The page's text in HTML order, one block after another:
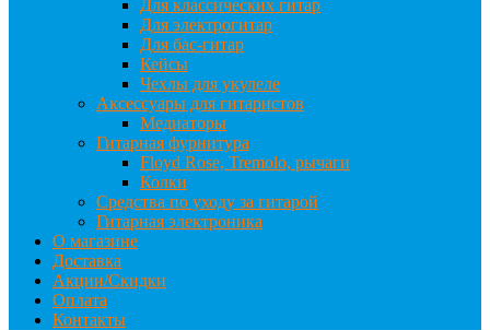
Для классических гитар
Для электрогитар
Для бас-гитар
Кейсы
Чехлы для укулеле
Аксессуары для гитаристов
Медиаторы
Гитарная фурнитура
Floyd Rose, Tremolo, рычаги
Колки
Средства по уходу за гитарой
Гитарная электроника
О магазине
Доставка
Акции/Скидки
Оплата
Контакты